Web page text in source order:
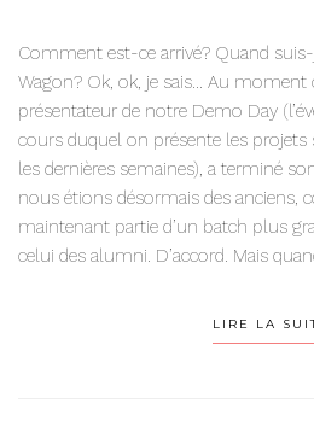
Comment est-ce arrivé? Quand
Wagon? Ok, ok, je sais… Au
présentateur de notre Demo Day
cours duquel on présente les projets
les dernières semaines), a terminé
nous étions désormais des anciens,
maintenant partie d’un batch plus
celui des alumni. D’accord. Mais
LIRE LA